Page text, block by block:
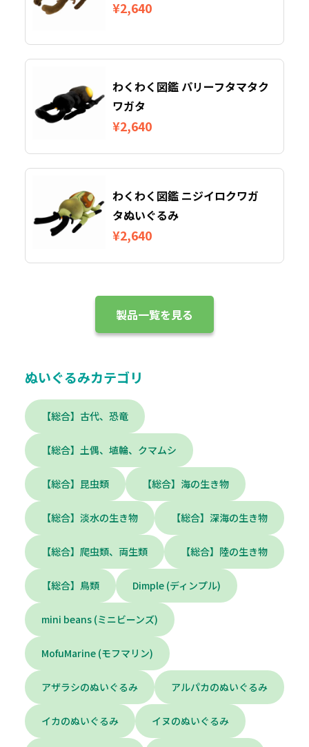
¥2,640
わくわく図鑑 パリーフタマタク
ワガタ
¥2,640
わくわく図鑑 ニジイロクワガ
タぬいぐるみ
¥2,640
製品一覧を見る
ぬいぐるみカテゴリ
【総合】古代、恐竜
【総合】土偶、埴輪、クマムシ
【総合】昆虫類 【総合】海の生き物
【総合】淡水の生き物 【総合】深海の生き物
【総合】爬虫類、両生類 【総合】陸の生き物
【総合】鳥類 Dimple (ディンプル)
mini beans (ミニビーンズ)
MofuMarine (モフマリン)
アザラシのぬいぐるみ アルパカのぬいぐるみ
イカのぬいぐるみ イヌのぬいぐるみ